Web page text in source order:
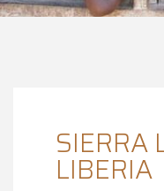
SIERRA
LIBERIA